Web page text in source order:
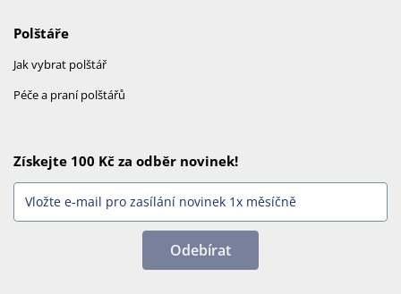
Polštáře
Jak vybrat polštář
Péče a praní polštářů
Získejte 100 Kč za odběr novinek!
Odebírat